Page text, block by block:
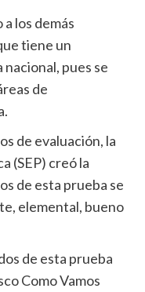
los demás
tiene un
pues se
de
de evaluación, la
(SEP) creó la
de esta prueba se
elemental, bueno
de esta prueba
Como Vamos